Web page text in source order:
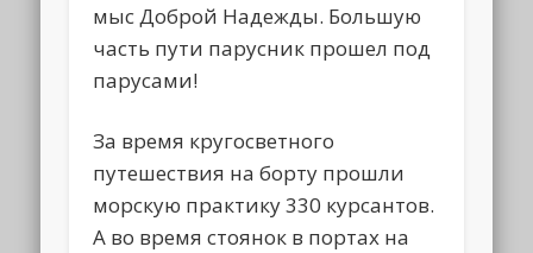
мыс Доброй Надежды. Большую
часть пути парусник прошел под
парусами!
За время кругосветного
путешествия на борту прошли
морскую практику 330 курсантов.
А во время стоянок в портах на